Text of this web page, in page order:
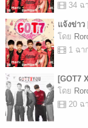
34 ฉ
แจ้งข่า
โดย
1 ฉา
[GOT7
โดย
20 ฉ